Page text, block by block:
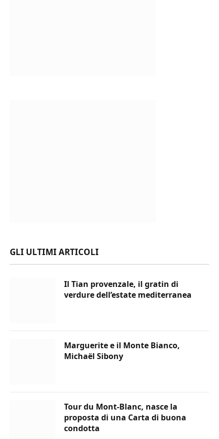
GLI ULTIMI ARTICOLI
Il Tian provenzale, il gratin di
verdure dell’estate mediterranea
Marguerite e il Monte Bianco,
Michaël Sibony
Tour du Mont-Blanc, nasce la
proposta di una Carta di buona
condotta